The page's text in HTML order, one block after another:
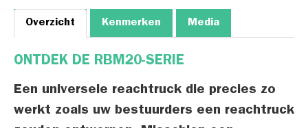
Overzicht Kenmerken Media
ONTDEK DE RBM20-SERIE
Een universele reachtruck die precies zo
werkt zoals uw bestuurders een reachtruck